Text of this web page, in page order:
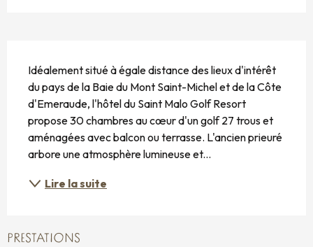
Idéalement situé à égale distance des lieux d'intérêt
du pays de la Baie du Mont Saint-Michel et de la Côte
d'Emeraude, l'hôtel du Saint Malo Golf Resort
propose 30 chambres au cœur d'un golf 27 trous et
aménagées avec balcon ou terrasse. L'ancien prieuré
arbore une atmosphère lumineuse et...
Lire la suite
PRESTATIONS